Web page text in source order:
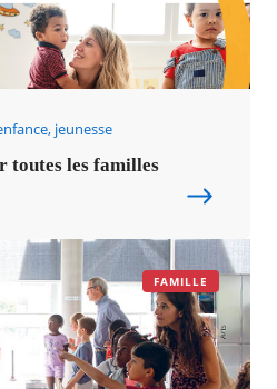
jeunesse
toutes les familles
FAMILLE